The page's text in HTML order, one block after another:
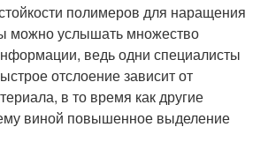
полимеров для наращения
можно услышать множество
ведь одни специалисты
отслоение зависит от
в то время как другие
виной повышенное выделение